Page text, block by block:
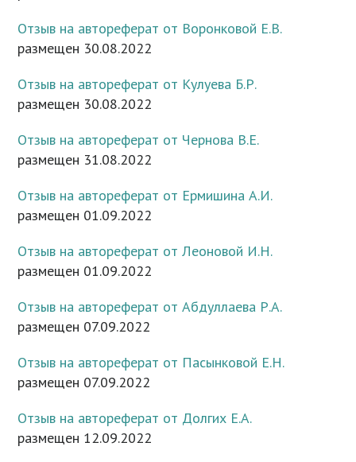
Отзыв на автореферат от Воронковой Е.В.
размещен 30.08.2022
Отзыв на автореферат от Кулуева Б.Р.
размещен 30.08.2022
Отзыв на автореферат от Чернова В.Е.
размещен 31.08.2022
Отзыв на автореферат от Ермишина А.И.
размещен 01.09.2022
Отзыв на автореферат от Леоновой И.Н.
размещен 01.09.2022
Отзыв на автореферат от Абдуллаева Р.А.
размещен 07.09.2022
Отзыв на автореферат от Пасынковой Е.Н.
размещен 07.09.2022
Отзыв на автореферат от Долгих Е.А.
размещен 12.09.2022